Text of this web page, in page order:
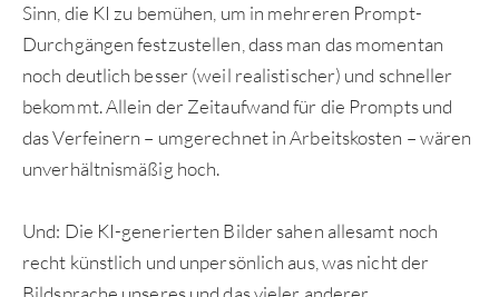
Sinn, die KI zu bemühen, um in mehreren Prompt-
Durchgängen festzustellen, dass man das momentan
noch deutlich besser (weil realistischer) und schneller
bekommt. Allein der Zeitaufwand für die Prompts und
das Verfeinern – umgerechnet in Arbeitskosten – wären
unverhältnismäßig hoch.
Und: Die KI-generierten Bilder sahen allesamt noch
recht künstlich und unpersönlich aus, was nicht der